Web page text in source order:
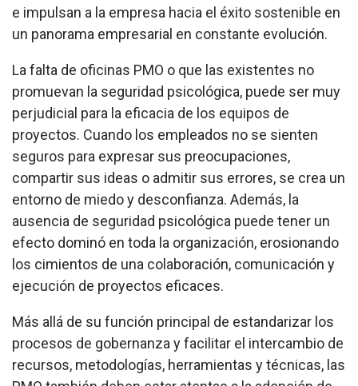
e impulsan a la empresa hacia el éxito sostenible en
un panorama empresarial en constante evolución.
La falta de oficinas PMO o que las existentes no
promuevan la seguridad psicológica, puede ser muy
perjudicial para la eficacia de los equipos de
proyectos. Cuando los empleados no se sienten
seguros para expresar sus preocupaciones,
compartir sus ideas o admitir sus errores, se crea un
entorno de miedo y desconfianza. Además, la
ausencia de seguridad psicológica puede tener un
efecto dominó en toda la organización, erosionando
los cimientos de una colaboración, comunicación y
ejecución de proyectos eficaces.
Más allá de su función principal de estandarizar los
procesos de gobernanza y facilitar el intercambio de
recursos, metodologías, herramientas y técnicas, las